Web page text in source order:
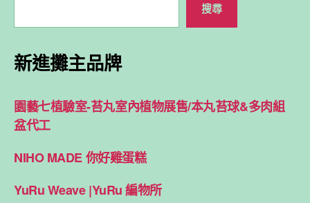
搜尋
新進攤主品牌
園藝七植驗室-苔丸室內植物展售/本丸苔球&多肉組
盆代工
NIHO MADE 你好雞蛋糕
YuRu Weave |YuRu 編物所